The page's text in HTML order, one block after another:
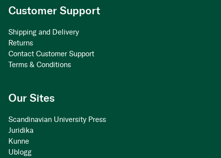
Customer Support
Shipping and Delivery
Returns
Contact Customer Support
Terms & Conditions
Our Sites
Scandinavian University Press
Juridika
Kunne
Ublogg